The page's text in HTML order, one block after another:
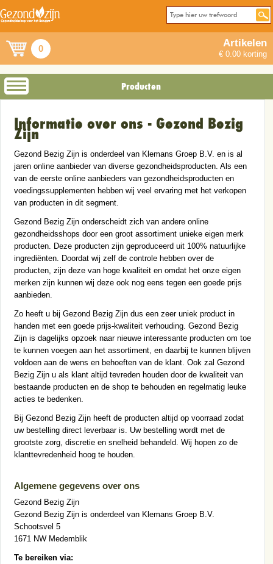
0 Artikelen
€ 0.00 korting
Producten
Informatie over ons - Gezond Bezig
Zijn
Gezond Bezig Zijn is onderdeel van Klemans Groep B.V. en is al
jaren online aanbieder van diverse gezondheidsproducten. Als een
van de eerste online aanbieders van gezondheidsproducten en
voedingssupplementen hebben wij veel ervaring met het verkopen
van producten in dit segment.
Gezond Bezig Zijn onderscheidt zich van andere online
gezondheidsshops door een groot assortiment unieke eigen merk
producten. Deze producten zijn geproduceerd uit 100% natuurlijke
ingrediënten. Doordat wij zelf de controle hebben over de
producten, zijn deze van hoge kwaliteit en omdat het onze eigen
merken zijn kunnen wij deze ook nog eens tegen een goede prijs
aanbieden.
Zo heeft u bij Gezond Bezig Zijn dus een zeer uniek product in
handen met een goede prijs-kwaliteit verhouding. Gezond Bezig
Zijn is dagelijks opzoek naar nieuwe interessante producten om toe
te kunnen voegen aan het assortiment, en daarbij te kunnen blijven
voldoen aan de wens en behoeften van de klant. Ook zal Gezond
Bezig Zijn u als klant altijd tevreden houden door de kwaliteit van
bestaande producten en de shop te behouden en regelmatig leuke
acties te bedenken.
Bij Gezond Bezig Zijn heeft de producten altijd op voorraad zodat
uw bestelling direct leverbaar is. Uw bestelling wordt met de
grootste zorg, discretie en snelheid behandeld. Wij hopen zo de
klanttevredenheid hoog te houden.
Algemene gegevens over ons
Gezond Bezig Zijn
Gezond Bezig Zijn is onderdeel van Klemans Groep B.V.
Schootsvel 5
1671 NW Medemblik
Te bereiken via: